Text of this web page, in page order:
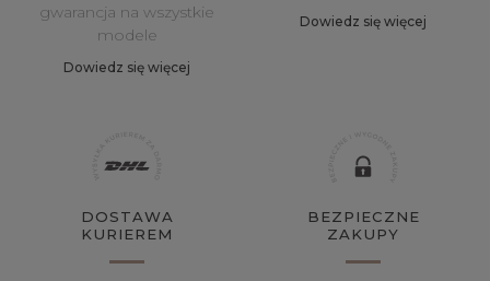
gwarancja na wszystkie
modele
Dowiedz się więcej
Dowiedz się więcej
DOSTAWA
KURIEREM
BEZPIECZNE
ZAKUPY